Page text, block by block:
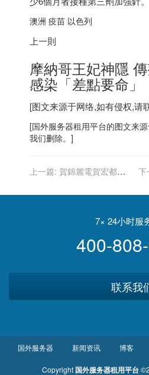
澳洲 疫苗 以色列
上一則
摩納哥王妃神隱
感染「差點要命」
[图文来源于网络,如有侵权,请
[国外服务器租用平台的图文来
我们删除。]
上一篇: 賀錦麗電賀宏都拉
援
下
7× 24小时服
400-
联系我
国外服务器 新闻资讯 博客
Copyright 国外服务器租用平台